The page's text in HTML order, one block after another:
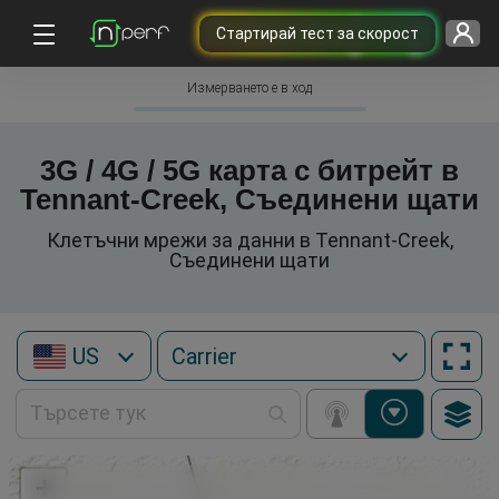
Cтартирай тест за скорост
Измерването е в ход
3G / 4G / 5G карта с битрейт в
Tennant-Creek, Съединени щати
Клетъчни мрежи за данни в Tennant-Creek,
Съединени щати
US